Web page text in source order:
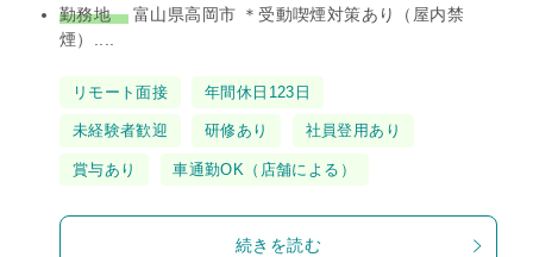
勤務地富山県高岡市 ＊受動喫煙対策あり（屋内禁
煙）....
タリモート面接 年間休日123日
未経験者歓迎 研修あり 社員登用あり
賞与あり 車通勤OK（店舗による）
続きを読む